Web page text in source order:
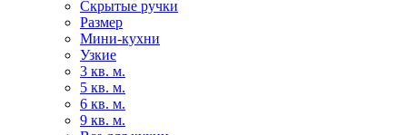
Скрытые ручки
Размер
Мини-кухни
Узкие
3 кв. м.
5 кв. м.
6 кв. м.
9 кв. м.